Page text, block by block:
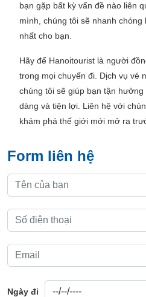
bạn gặp bất kỳ vấn đề nào liên
mình, chúng tôi sẽ nhanh
nhất cho bạn.
Hãy để Hanoitourist là người
trong mọi chuyến đi. Dịch vụ vé
chúng tôi sẽ giúp bạn tận
dàng và tiện lợi. Liên hệ với
khám phá thế giới mới mở ra
Form liên hệ
Ngày đi